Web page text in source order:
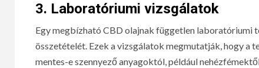
3. Laboratóriumi vizsgálatok
Egy megbízható CBD olajnak független laboratóriumi
összetételét. Ezek a vizsgálatok megmutatják, hogy a
mentes-e szennyező anyagoktól, például